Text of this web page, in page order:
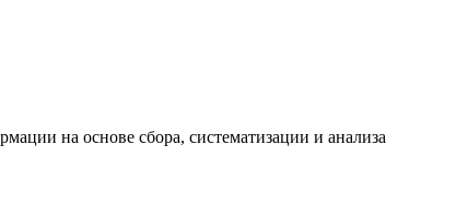
на основе сбора, систематизации и анализа